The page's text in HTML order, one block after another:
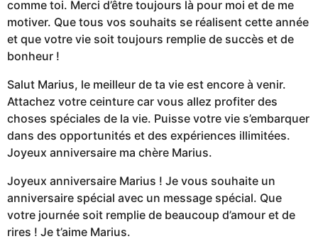
comme toi. Merci d’être toujours là pour moi et de me
motiver. Que tous vos souhaits se réalisent cette année
et que votre vie soit toujours remplie de succès et de
bonheur !
Salut Marius, le meilleur de ta vie est encore à venir.
Attachez votre ceinture car vous allez profiter des
choses spéciales de la vie. Puisse votre vie s’embarquer
dans des opportunités et des expériences illimitées.
Joyeux anniversaire ma chère Marius.
Joyeux anniversaire Marius ! Je vous souhaite un
anniversaire spécial avec un message spécial. Que
votre journée soit remplie de beaucoup d’amour et de
rires ! Je t’aime Marius.